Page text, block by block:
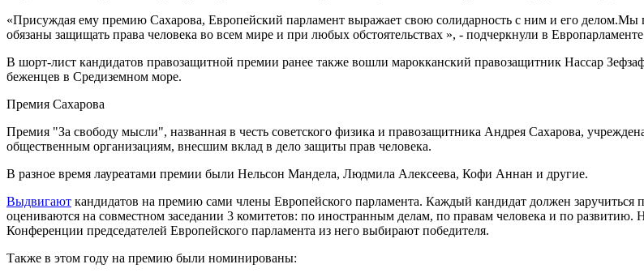
«Присуждая ему премию Сахарова, Европейский парламент выражает свою солидарность с ним и его
обязаны защищать права человека во всем мире и при любых обстоятельствах », - подчеркнули в
В шорт-лист кандидатов правозащитной премии ранее также вошли марокканский правозащитник Нассар
беженцев в Средиземном море.
Премия Сахарова
Премия "За свободу мысли", названная в честь советского физика и правозащитника Андрея Сахарова,
общественным организациям, внесшим вклад в дело защиты прав человека.
В разное время лауреатами премии были Нельсон Мандела, Людмила Алексеева, Кофи Аннан и другие.
Выдвигают кандидатов на премию сами члены Европейского парламента. Каждый кандидат должен
оцениваются на совместном заседании 3 комитетов: по иностранным делам, по правам человека и по развитию.
Конференции председателей Европейского парламента из него выбирают победителя.
Также в этом году на премию были номинированы: